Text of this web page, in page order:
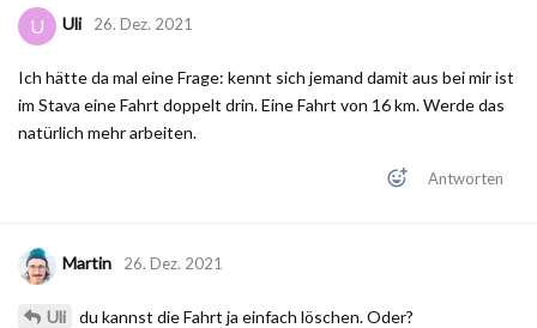
U Uli 26. Dez. 2021
Ich hätte da mal eine Frage: kennt sich jemand damit aus bei mir ist
im Stava eine Fahrt doppelt drin. Eine Fahrt von 16 km. Werde das
natürlich mehr arbeiten.
Antworten
Martin 26. Dez. 2021
Uli du kannst die Fahrt ja einfach löschen. Oder?